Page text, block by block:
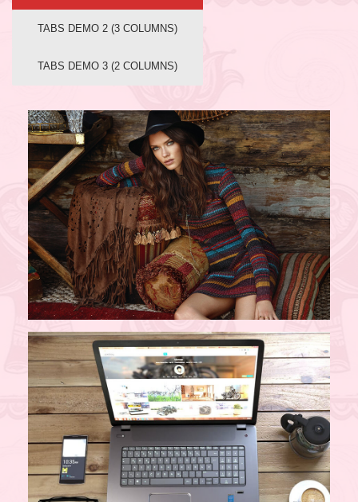
TABS DEMO 2 (3 COLUMNS)
TABS DEMO 3 (2 COLUMNS)